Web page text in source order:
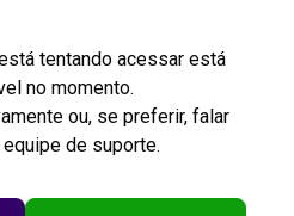
tentando acessar está
no momento.
ou, se preferir, falar
de suporte.